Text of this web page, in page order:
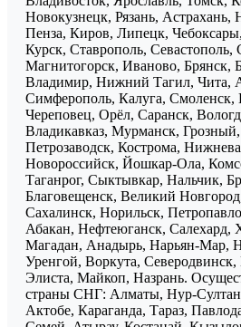
Новокузнецк, Рязань,
Пенза, Киров, Липецк,
Курск, Ставрополь, Севастополь,
Магнитогорск, Иваново, Брянск,
Владимир, Нижний Тагил, Чита,
Симферополь, Калуга, Смоленск,
Череповец, Орёл, Саранск,
Владикавказ, Мурманск,
Петрозаводск, Кострома,
Новороссийск, Йошкар-Ола,
Таганрог, Сыктывкар, Нальчик,
Благовещенск, Великий
Сахалинск, Норильск,
Абакан, Нефтеюганск, Салехард,
Магадан, Анадырь, Нарьян-Мар,
Уренгой, Воркута,
Элиста, Майкоп, Назрань.
страны СНГ: Алматы, Нур-
Актобе, Караганда, Тараз,